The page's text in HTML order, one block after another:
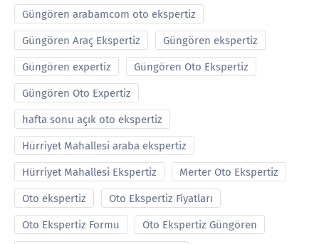
Güngören arabamcom oto ekspertiz
Güngören Araç Ekspertiz Güngören ekspertiz
Güngören expertiz Güngören Oto Ekspertiz
Güngören Oto Expertiz
hafta sonu açık oto ekspertiz
Hürriyet Mahallesi araba ekspertiz
Hürriyet Mahallesi Ekspertiz Merter Oto Ekspertiz
Oto ekspertiz Oto Ekspertiz Fiyatları
Oto Ekspertiz Formu Oto Ekspertiz Güngören